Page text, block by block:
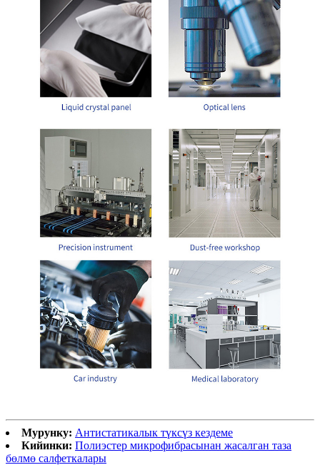
Мурунку: Антистатикалык түксүз кездеме
Кийинки: Полиэстер микрофибрасынан жасалган таза
бөлмө салфеткалары